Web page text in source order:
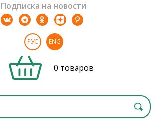
Подписка на новости
РУС ENG
0 товаров